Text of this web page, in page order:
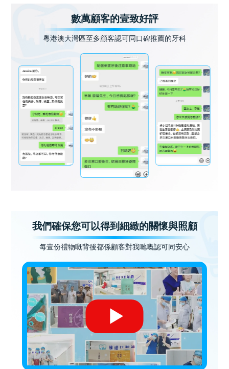
數萬顧客的壹致好評
粵港澳大灣區至多顧客認可同口碑推薦的牙科
我們確保您可以得到細緻的關懷與照顧
每壹份禮物嘅背後都係顧客對我哋嘅認可同安心